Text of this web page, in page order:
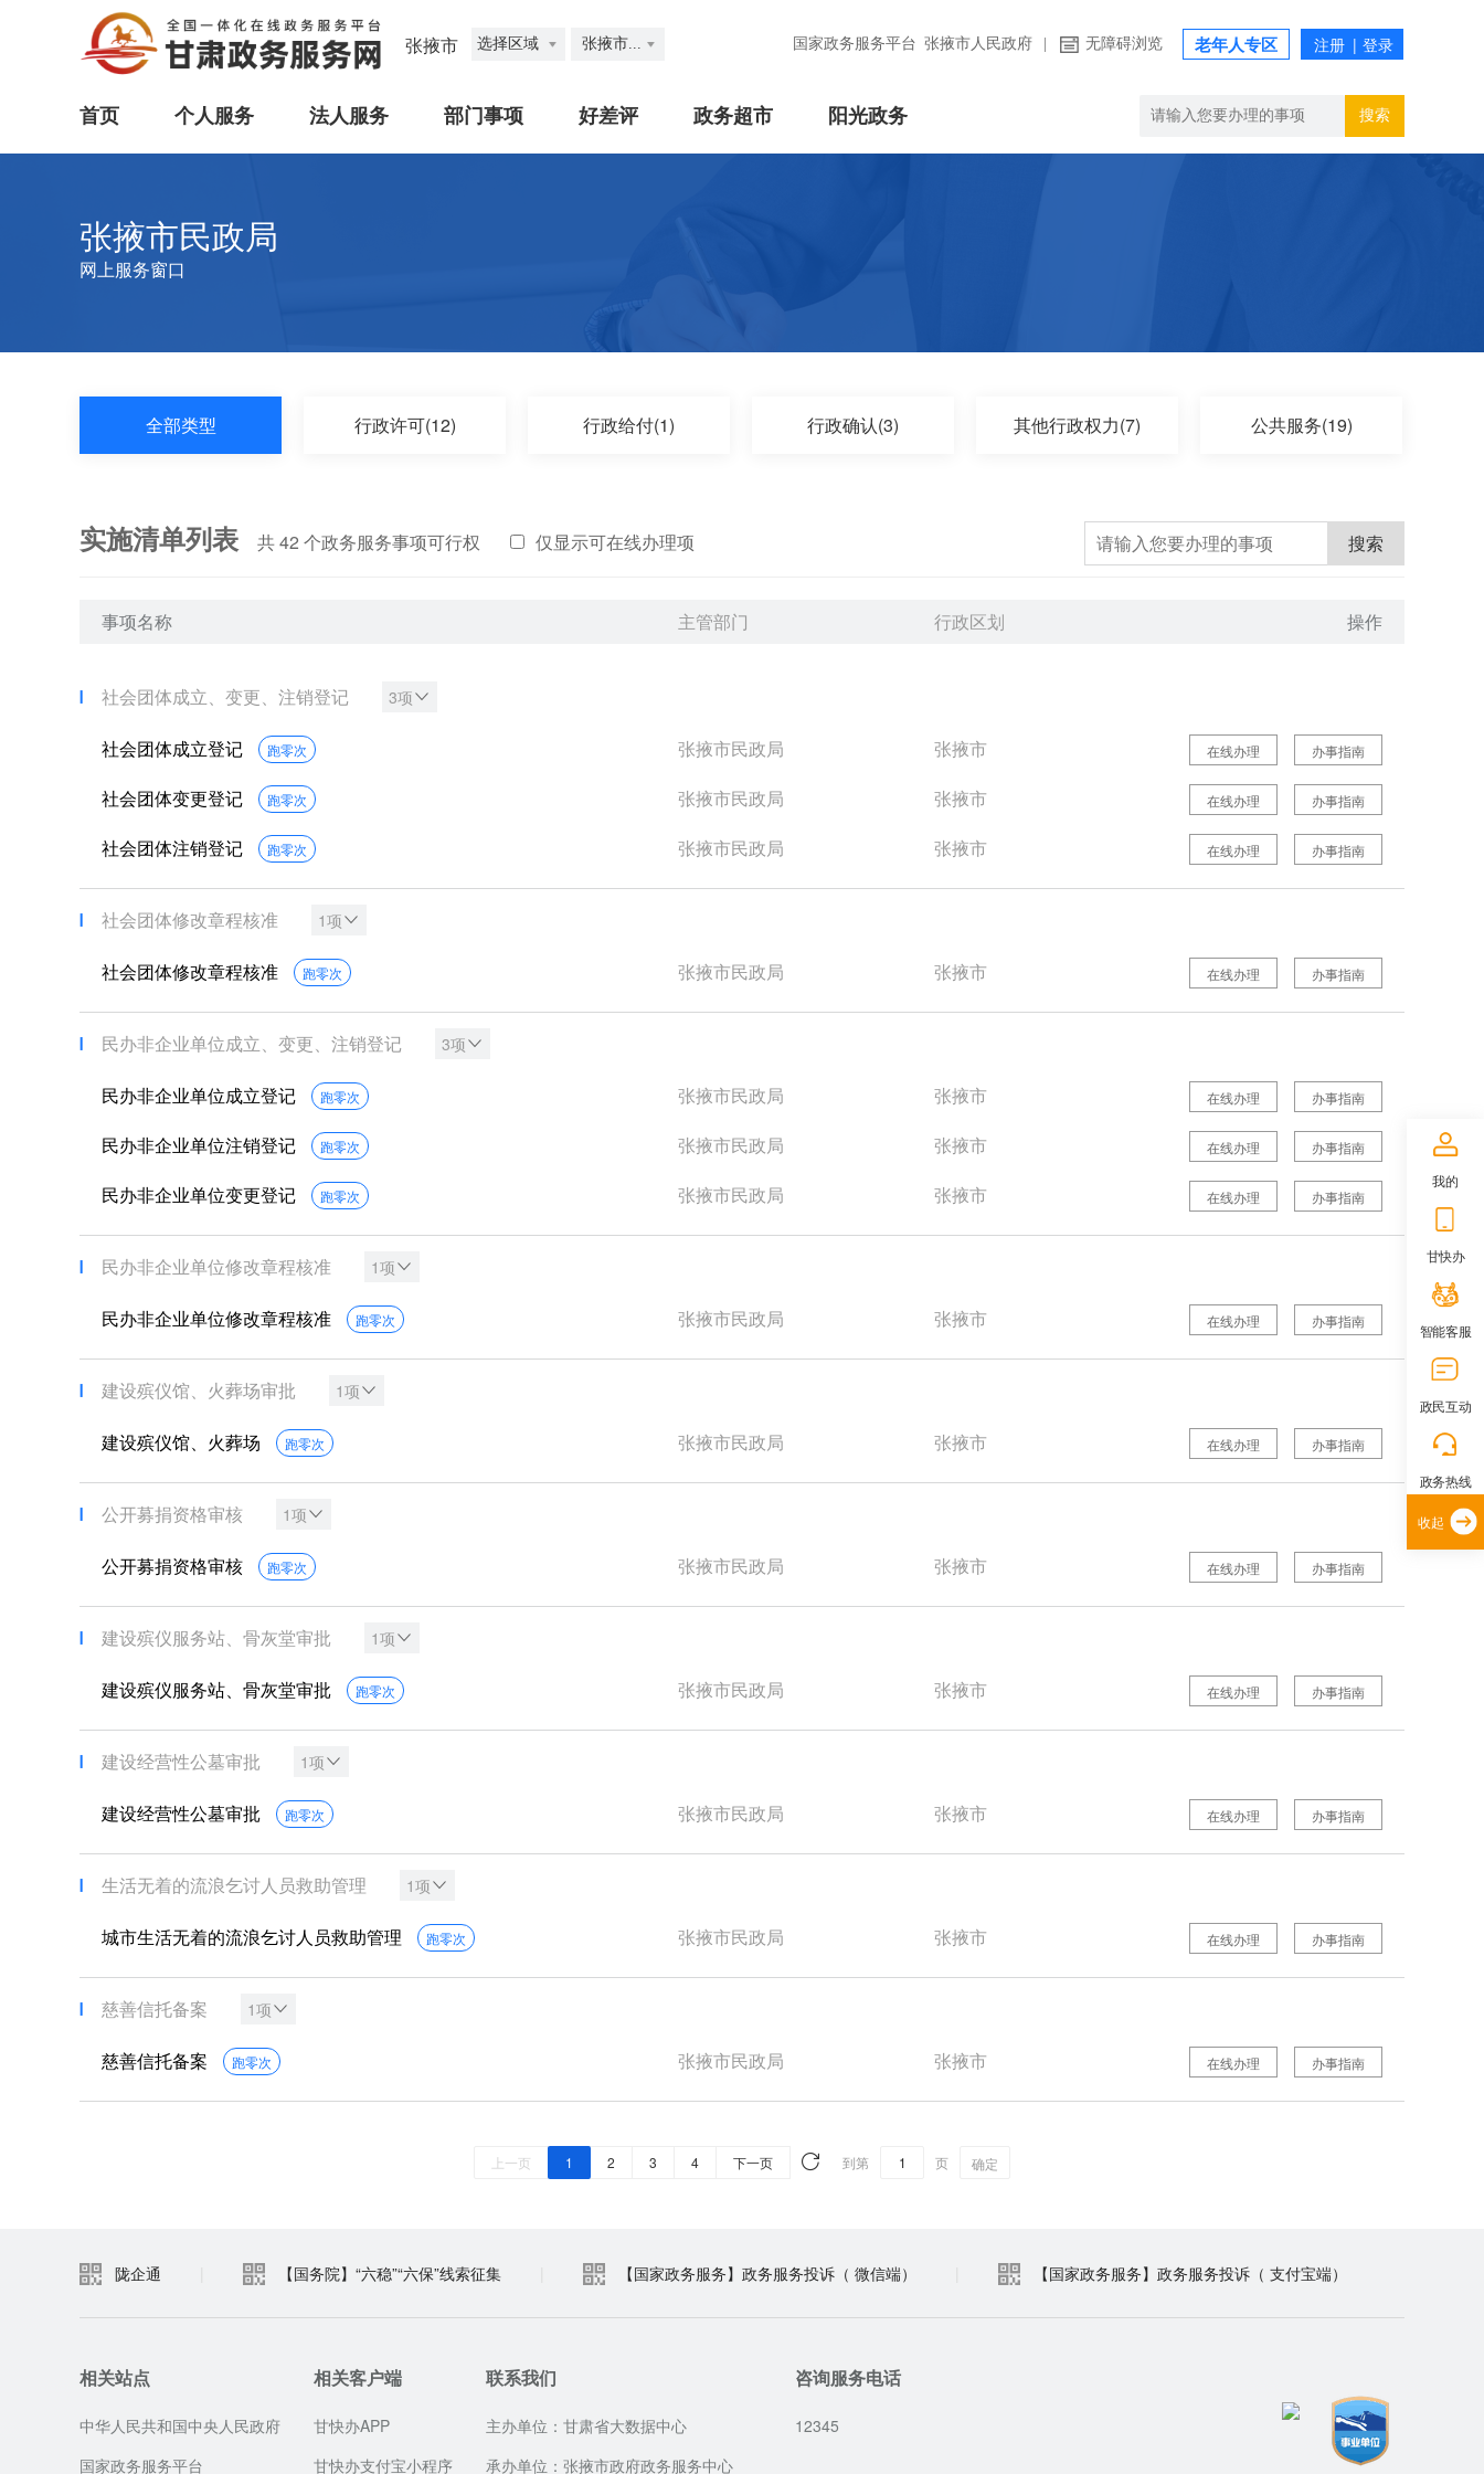
张掖市 选择区域 张掖市... 国家政务服务平台 张掖市人民政府 无障碍浏览 老年人专区
首页 个人服务 法人服务 部门事项 好差评 政务超市 阳光政务 搜索
张掖市民政局
网上服务窗口
全部类型 行政许可(12) 行政给付(1) 行政确认(3) 其他行政权力(7) 公共服务(19)
实施清单列表 共42 个政务服务事项可行权 仅显示可在线办理项 搜索
事项名称 主管部门 行政区划 操作
社会团体成立、变更、注销登记 3项
社会团体成立登记 跑零次 张掖市民政局 张掖市 办事指南
在线办理
社会团体变更登记 跑零次 张掖市民政局 张掖市 办事指南
在线办理
社会团体注销登记 跑零次 张掖市民政局 张掖市 办事指南
在线办理
社会团体修改章程核准 1项
社会团体修改章程核准 跑零次 张掖市民政局 张掖市 办事指南
在线办理
民办非企业单位成立、变更、注销登记 3项
民办非企业单位成立登记 跑零次 张掖市民政局 张掖市 办事指南
在线办理
民办非企业单位注销登记 跑零次 张掖市民政局 张掖市 办事指南
在线办理
民办非企业单位变更登记 跑零次 张掖市民政局 张掖市 办事指南
在线办理
民办非企业单位修改章程核准 1项
民办非企业单位修改章程核准 跑零次 张掖市民政局 张掖市 办事指南
在线办理
建设殡仪馆、火葬场审批 1项
建设殡仪馆、火葬场 跑零次 张掖市民政局 张掖市 办事指南
在线办理
公开募捐资格审核 1项
公开募捐资格审核 跑零次 张掖市民政局 张掖市 办事指南
在线办理
建设殡仪服务站、骨灰堂审批 1项
建设殡仪服务站、骨灰堂审批 跑零次 张掖市民政局 张掖市 办事指南
在线办理
建设经营性公墓审批 1项
建设经营性公墓审批 跑零次 张掖市民政局 张掖市 办事指南
在线办理
生活无着的流浪乞讨人员救助管理 1项
城市生活无着的流浪乞讨人员救助管理 跑零次 张掖市民政局 张掖市 办事指南
在线办理
慈善信托备案 1项
慈善信托备案 跑零次 张掖市民政局 张掖市 办事指南
在线办理
上一页 1 2 3 4 下一页 到第 页 确定
陇企通 【国务院】“六稳”“六保”线索征集 【国家政务服务】政务服务投诉（ 微信端） 【国家政务服务】政务服务投诉（ 支付宝端）
相关站点
中华人民共和国中央人民政府
国家政务服务平台
相关客户端
甘快办APP
甘快办支付宝小程序
联系我们
主办单位：甘肃省大数据中心
承办单位：张掖市政府政务服务中心
咨询服务电话
12345
我的
甘快办
智能客服
政民互动
政务热线
收起